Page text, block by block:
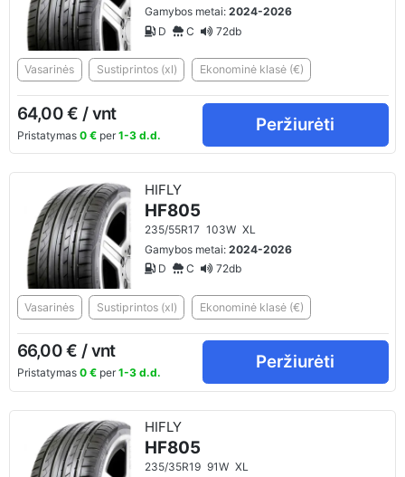
Gamybos metai:2024-2026
D
C 72db
Vasarinės Sustiprintos (xl) Ekonominė klasė (€)
64,00 € / vnt
Pristatymas 0 €per 1-3 d.d.
Peržiurėti
HIFLY
HF805
235/55R17 103W XL
Gamybos metai:2024-2026
D
C 72db
Vasarinės Sustiprintos (xl) Ekonominė klasė (€)
66,00 € / vnt
Pristatymas 0 €per 1-3 d.d.
Peržiurėti
HIFLY
HF805
235/35R19 91W XL